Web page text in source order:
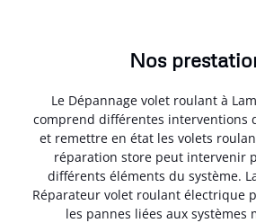
Nos
Le Dépannage volet roulant à
comprend différentes interventions
et remettre en état les volets
réparation store peut intervenir
différents éléments du système.
Réparateur volet roulant électrique
les pannes liées aux systèmes